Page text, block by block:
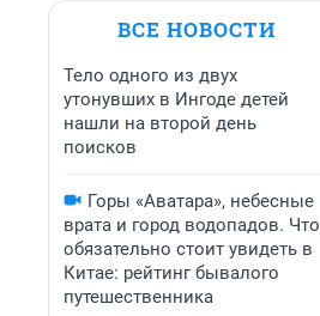
ВСЕ НОВОСТИ
Тело одного из двух
утонувших в Ингоде детей
нашли на второй день
поисков
Горы «Аватара», небесные
врата и город водопадов. Что
обязательно стоит увидеть в
Китае: рейтинг бывалого
путешественника